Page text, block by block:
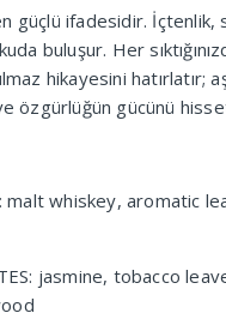
güçlü ifadesidir. İçtenlik,
buluşur. Her
hikayesini hatırlatır;
özgürlüğün gücünü
malt whiskey, aromatic
jasmine, tobacco